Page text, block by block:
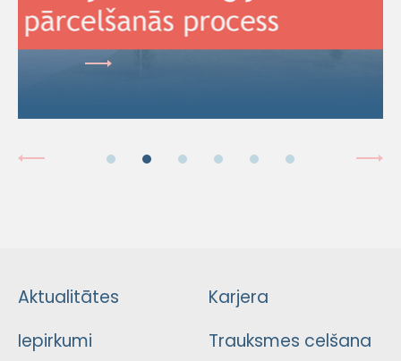
Aktualitātes
Iepirkumi
Karjera
Trauksmes celšana